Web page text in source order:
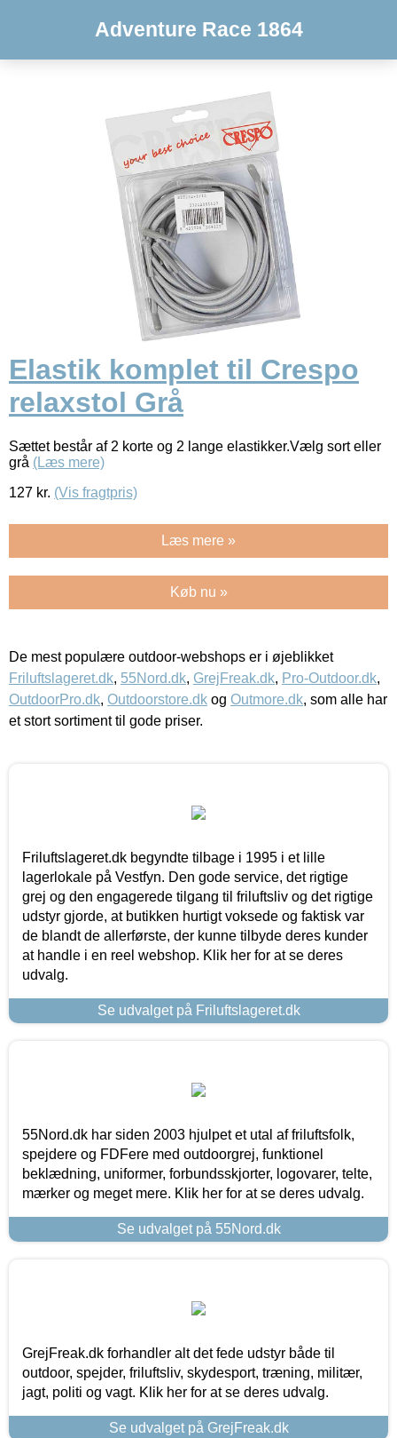
Adventure Race 1864
Elastik komplet til Crespo
relaxstol Grå
Sættet består af 2 korte og 2 lange elastikker.Vælg sort eller
grå (Læs mere)
127 kr. (Vis fragtpris)
Læs mere »
Køb nu »
De mest populære outdoor-webshops er i øjeblikket
Friluftslageret.dk, 55Nord.dk, GrejFreak.dk, Pro-Outdoor.dk,
OutdoorPro.dk, Outdoorstore.dk og Outmore.dk, som alle har
et stort sortiment til gode priser.
Friluftslageret.dk begyndte tilbage i 1995 i et lille
lagerlokale på Vestfyn. Den gode service, det rigtige
grej og den engagerede tilgang til friluftsliv og det rigtige
udstyr gjorde, at butikken hurtigt voksede og faktisk var
de blandt de allerførste, der kunne tilbyde deres kunder
at handle i en reel webshop. Klik her for at se deres
udvalg.
Se udvalget på Friluftslageret.dk
55Nord.dk har siden 2003 hjulpet et utal af friluftsfolk,
spejdere og FDFere med outdoorgrej, funktionel
beklædning, uniformer, forbundsskjorter, logovarer, telte,
mærker og meget mere. Klik her for at se deres udvalg.
Se udvalget på 55Nord.dk
GrejFreak.dk forhandler alt det fede udstyr både til
outdoor, spejder, friluftsliv, skydesport, træning, militær,
jagt, politi og vagt. Klik her for at se deres udvalg.
Se udvalget på GrejFreak.dk